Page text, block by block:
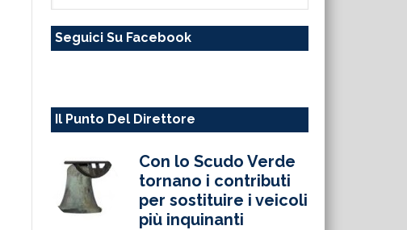
sito
Seguici Su Facebook
Il Punto Del Direttore
Con lo Scudo Verde
tornano i contributi
per sostituire i veicoli
più inquinanti